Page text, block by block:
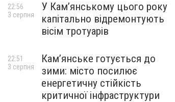
У Кам’янському цього року
капітально відремонтують
вісім тротуарів
22:56
3 серпня
Кам’янське готується до
зими: місто посилює
енергетичну стійкість
критичної інфраструктури
22:51
3 серпня